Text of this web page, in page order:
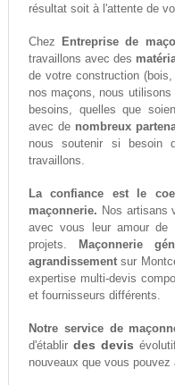
résultat soit à l'attente de
Chez Entreprise de
travaillons avec des
de votre construction
nos maçons, nous
besoins, quelles que
avec de nombreux
nous soutenir si besoin
travaillons.
La confiance est le
maçonnerie. Nos artisans
avec vous leur amour de
projets.
Maçonnerie
agrandissementsur
expertise multi-devis
et fournisseurs différents.
Notre service de
d'établirdes devis
nouveaux que vous